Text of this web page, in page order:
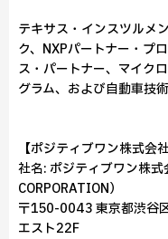
テキサス・インスツルメ
ク、NXPパートナー・プ
ス・パートナー、マイク
グラム、および自動車技
【ポジティブワン株式会
社名: ポジティブワン株
CORPORATION）
〒150-0043 東京都渋谷
エスト22F